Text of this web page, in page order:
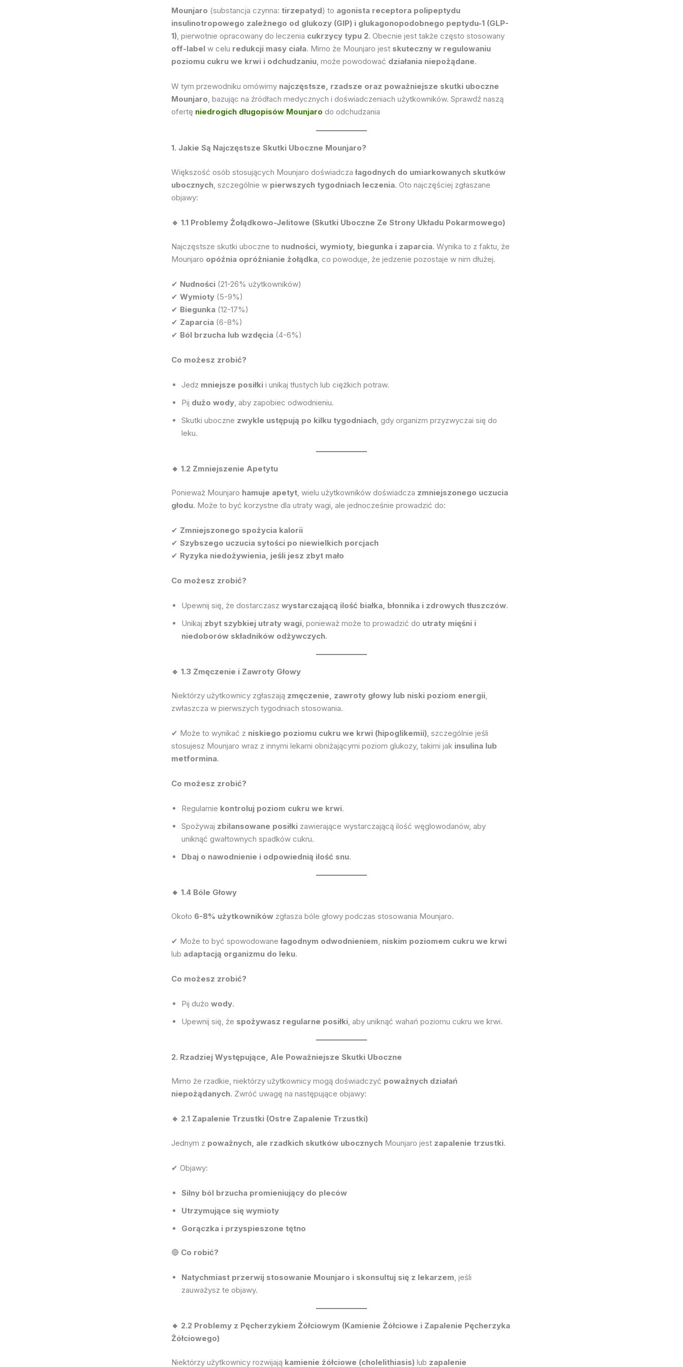
Mounjaro (substancja czynna: tirzepatyd) to agonista receptora polipeptydu
insulinotropowego zależnego od glukozy (GIP) i glukagonopodobnego peptydu-1 (GLP-
1), pierwotnie opracowany do leczenia cukrzycy typu 2. Obecnie jest także często stosowany
off-label w celu redukcji masy ciała. Mimo że Mounjaro jest skuteczny w regulowaniu
poziomu cukru we krwi i odchudzaniu, może powodować działania niepożądane.
W tym przewodniku omówimy najczęstsze, rzadsze oraz poważniejsze skutki uboczne
Mounjaro, bazując na źródłach medycznych i doświadczeniach użytkowników. Sprawdź naszą
ofertę niedrogich długopisów Mounjaro do odchudzania
1. Jakie Są Najczęstsze Skutki Uboczne Mounjaro?
Większość osób stosujących Mounjaro doświadcza łagodnych do umiarkowanych skutków
ubocznych , szczególnie w pierwszych tygodniach leczenia. Oto najczęściej zgłaszane
objawy:
🔹 1.1 Problemy Żołądkowo-Jelitowe (Skutki Uboczne Ze Strony Układu Pokarmowego)
Najczęstsze skutki uboczne to nudności, wymioty, biegunka i zaparcia. Wynika to z faktu, że
Mounjaro opóźnia opróżnianie żołądka, co powoduje, że jedzenie pozostaje w nim dłużej.
✔ Nudności (21-26% użytkowników)
✔ Wymioty (5-9%)
✔ Biegunka (12-17%)
✔ Zaparcia (6-8%)
✔ Ból brzucha lub wzdęcia (4-6%)
Co możesz zrobić?
Jedz mniejsze posiłki i unikaj tłustych lub ciężkich potraw.
Pij dużo wody, aby zapobiec odwodnieniu.
Skutki uboczne zwykle ustępują po kilku tygodniach, gdy organizm przyzwyczai się do
leku.
🔸 1.2 Zmniejszenie Apetytu
Ponieważ Mounjaro hamuje apetyt, wielu użytkowników doświadcza zmniejszonego uczucia
głodu. Może to być korzystne dla utraty wagi, ale jednocześnie prowadzić do:
✔ Zmniejszonego spożycia kalorii
✔ Szybszego uczucia sytości po niewielkich porcjach
✔ Ryzyka niedożywienia, jeśli jesz zbyt mało
Co możesz zrobić?
Upewnij się, że dostarczasz wystarczającą ilość białka, błonnika i zdrowych tłuszczów.
Unikaj zbyt szybkiej utraty wagi, ponieważ może to prowadzić do utraty mięśni i
niedoborów składników odżywczych.
🔹 1.3 Zmęczenie i Zawroty Głowy
Niektórzy użytkownicy zgłaszają zmęczenie, zawroty głowy lub niski poziom energii,
zwłaszcza w pierwszych tygodniach stosowania.
✔ Może to wynikać z niskiego poziomu cukru we krwi (hipoglikemii), szczególnie jeśli
stosujesz Mounjaro wraz z innymi lekami obniżającymi poziom glukozy, takimi jak insulina lub
metformina.
Co możesz zrobić?
Regularnie kontroluj poziom cukru we krwi.
Spożywaj zbilansowane posiłki zawierające wystarczającą ilość węglowodanów, aby
uniknąć gwałtownych spadków cukru.
Dbaj o nawodnienie i odpowiednią ilość snu.
🔸 1.4 Bóle Głowy
Około 6-8% użytkowników zgłasza bóle głowy podczas stosowania Mounjaro.
✔ Może to być spowodowane łagodnym odwodnieniem, niskim poziomem cukru we krwi
lub adaptacją organizmu do leku.
Co możesz zrobić?
Pij dużo wody.
Upewnij się, że spożywasz regularne posiłki, aby uniknąć wahań poziomu cukru we krwi.
2. Rzadziej Występujące, Ale Poważniejsze Skutki Uboczne
Mimo że rzadkie, niektórzy użytkownicy mogą doświadczyć poważnych działań
niepożądanych. Zwróć uwagę na następujące objawy:
🔹 2.1 Zapalenie Trzustki (Ostre Zapalenie Trzustki)
Jednym z poważnych, ale rzadkich skutków ubocznych Mounjaro jest zapalenie trzustki.
✔ Objawy:
Silny ból brzucha promieniujący do pleców
Utrzymujące się wymioty
Gorączka i przyspieszone tętno
🔴 Co robić?
Natychmiast przerwij stosowanie Mounjaro i skonsultuj się z lekarzem, jeśli
zauważysz te objawy.
🔸 2.2 Problemy z Pęcherzykiem Żółciowym (Kamienie Żółciowe i Zapalenie Pęcherzyka
Żółciowego)
Niektórzy użytkownicy rozwijają kamienie żółciowe (cholelithiasis) lub zapalenie